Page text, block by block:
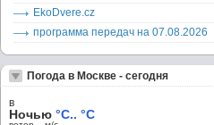
EkoDvere.cz
программа передач на 07.08.2026
Погода в Москве - сегодня
в
Ночью °C.. °C